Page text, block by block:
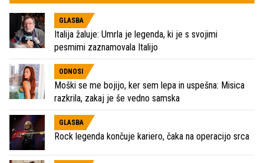
GLASBA
Italija žaluje: Umrla je legenda, ki je s svojimi
pesmimi zaznamovala Italijo
ODNOSI
Moški se me bojijo, ker sem lepa in uspešna: Misica
razkrila, zakaj je še vedno samska
GLASBA
Rock legenda končuje kariero, čaka na operacijo srca